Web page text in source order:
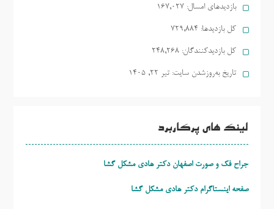
بازدیدهای امسال: 167,027
کل بازدیدها: 729,884
کل بازدیدکنند‌گان: 248,268
تاریخ به‌روزشدن سایت: تیر ۲۲, ۱۴۰۵
لینک های پرکاربرد
جراح فک و صورت اصفهان دکتر هادی مشکل گشا
صفحه اینستاگرام دکتر هادی مشکل گشا